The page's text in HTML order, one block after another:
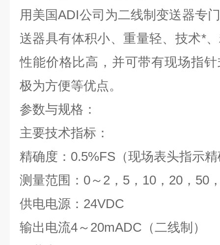
用美国ADI公司为二线制变送器专
送器具有体积小、重量轻、技术*
性能价格比高，并可带有现场指
极为方便等优点。
参数与规格：
主要技术指标：
精确度：0.5%FS（现场表头指示
测量范围：0～2，5，10，20，50
供电电源：24VDC
输出电流4～20mADC（二线制）